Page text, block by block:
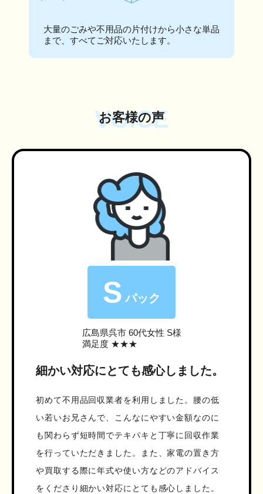
大量のごみや不用品の片付けから小さな単品
まで、すべてご対応いたします。
VOICE
お客様の声
S パック
広島県呉市60代女性 S様
満足度 ★★★
細かい対応にとても感心しました。
初めて不用品回収業者を利用しました。腰の低
い若いお兄さんで、こんなにやすい金額なのに
も関わらず短時間でテキパキと丁寧に回収作業
を行っていただきました。また、家電の置き方
や買取する際に年式や使い方などのアドバイス
をくださり細かい対応にとても感心しました。